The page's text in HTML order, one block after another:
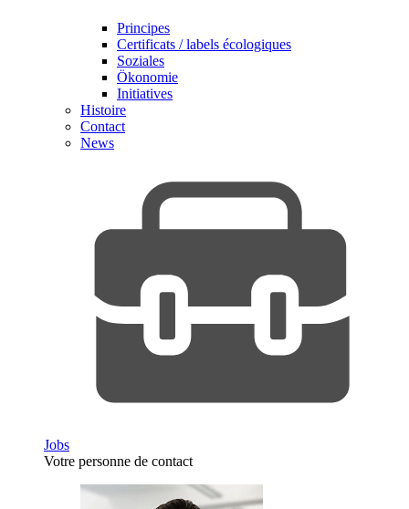
Principes
Certificats / labels écologiques
Soziales
Ökonomie
Initiatives
Histoire
Contact
News
Jobs
Votre personne de contact